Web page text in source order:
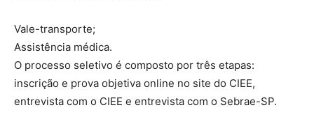
Vale-transporte;
Assistência médica.
O processo seletivo é composto por três etapas:
inscrição e prova objetiva online no site do CIEE,
entrevista com o CIEE e entrevista com o Sebrae-SP.